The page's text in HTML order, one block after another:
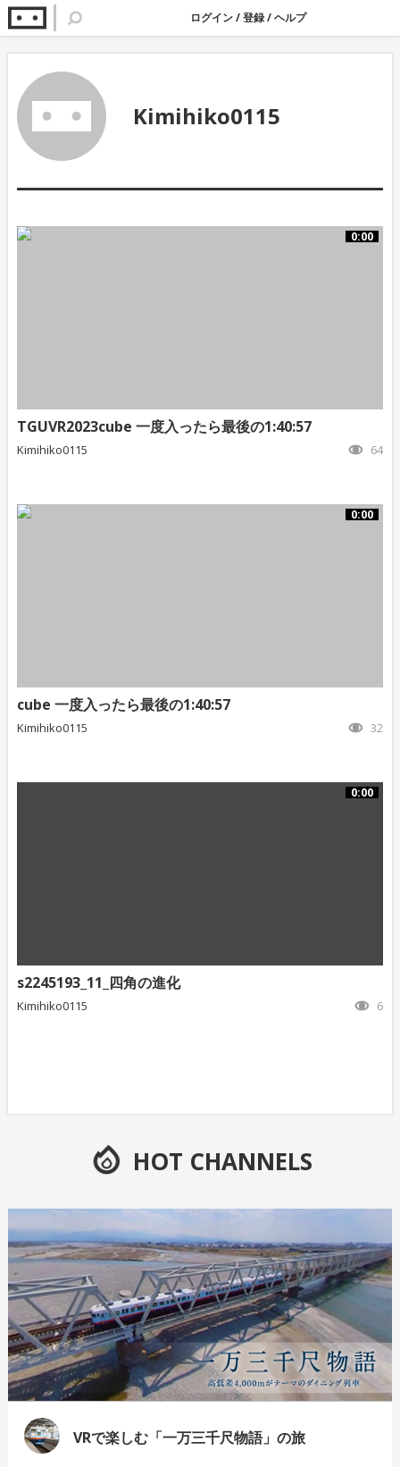
ログイン/登録/ヘルプ
Kimihiko0115
0:00
TGUVR2023cube 一度入ったら最後の1:40:57
Kimihiko0115 64
0:00
cube 一度入ったら最後の1:40:57
Kimihiko0115 32
0:00
s2245193_11_四角の進化
Kimihiko0115 6
HOT CHANNELS
VRで楽しむ「一万三千尺物語」の旅